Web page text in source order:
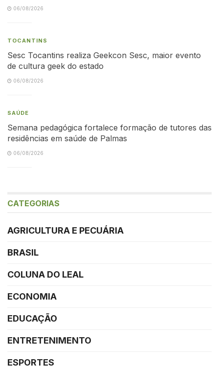
06/08/2026
TOCANTINS
Sesc Tocantins realiza Geekcon Sesc, maior evento
de cultura geek do estado
06/08/2026
SAÚDE
Semana pedagógica fortalece formação de tutores das
residências em saúde de Palmas
06/08/2026
CATEGORIAS
AGRICULTURA E PECUÁRIA
BRASIL
COLUNA DO LEAL
ECONOMIA
EDUCAÇÃO
ENTRETENIMENTO
ESPORTES